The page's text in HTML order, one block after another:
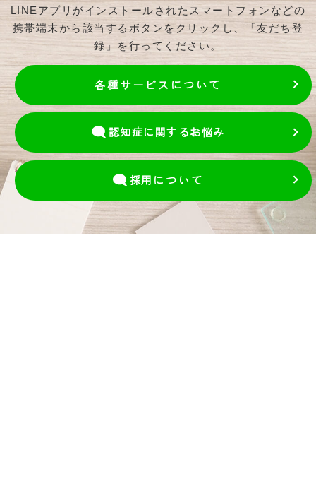
LINEアプリがインストールされたスマートフォンなどの
携帯端末から該当するボタンをクリックし、「友だち登
録」を行ってください。
各種サービスについて
認知症に関するお悩み
採用 について